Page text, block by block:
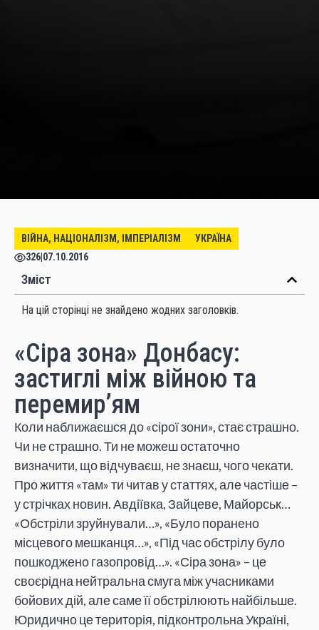
ВІЙНА, НАЦІОНАЛІЗМ, ІМПЕРІАЛІЗМ
УКРАЇНА
326 07.10.2016
Зміст
На цій сторінці не знайдено жодних заголовків.
«Сіра зона» Донбасу:
застиглі між війною та
перемир’ям
Коли наближаєшся до «сірої зони», стає страшно.
Чи не страшно. Ти не можеш остаточно
визначити, що відчуваєш, не знаєш, чого чекати.
Про життя «там» ти читав у статтях, але частіше –
у стрічках новин. Авдіївка, Зайцеве, Майорськ…
«Обстріли зруйнували…», «Було поранено
місцевого мешканця…», «Під час обстрілу було
пошкоджено газопровід…». «Сіра зона» – це
своєрідна нейтральна смуга між учасниками
бойових дій, але саме її обстрілюють найбільше.
Юридично це територія, підконтрольна Україні,